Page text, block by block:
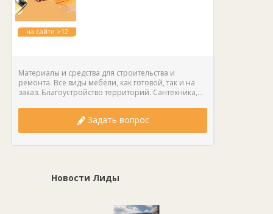
на сайте >12
Материалы и средства для строительства и
ремонта. Все виды мебели, как готовой, так и на
заказ. Благоустройство территорий. Сантехника,...
Задать вопрос
Новости Лиды